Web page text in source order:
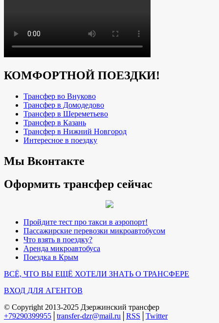
КОМФОРТНОЙ ПОЕЗДКИ!
Трансфер во Внуково
Трансфер в Домодедово
Трансфер в Шереметьево
Трансфер в Казань
Трансфер в Нижний Новгород
Интересное в поездку
Мы Вконтакте
Оформить трансфер сейчас
Пройдите тест про такси в аэропорт!
Пассажирские перевозки микроавтобусом
Что взять в поездку?
Аренда микроавтобуса
Поездка в Крым
ВСЁ, ЧТО ВЫ ЕЩЁ ХОТЕЛИ ЗНАТЬ О ТРАНСФЕРЕ
ВХОД ДЛЯ АГЕНТОВ
© Copyright 2013-2025 Дзержинский трансфер
+79290399955
transfer-dzr@mail.ru RSS Twitter